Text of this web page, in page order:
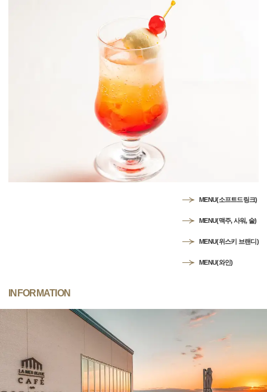
MENU(소프트드링크)
MENU(맥주, 사워, 술)
MENU(위스키 브랜디)
MENU(와인)
INFORMATION